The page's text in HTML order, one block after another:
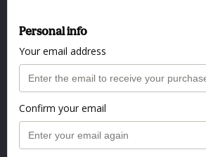
Personal info
Your email address
Confirm your email